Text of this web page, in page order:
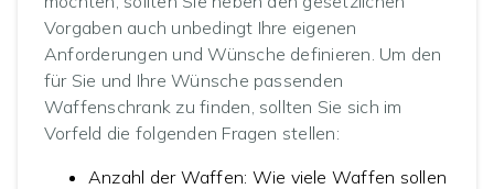
Vorgaben auch unbedingt Ihre eigenen
Anforderungen und Wünsche definieren. Um den
für Sie und Ihre Wünsche passenden
Waffenschrank zu finden, sollten Sie sich im
Vorfeld die folgenden Fragen stellen:
Anzahl der Waffen: Wie viele Waffen sollen